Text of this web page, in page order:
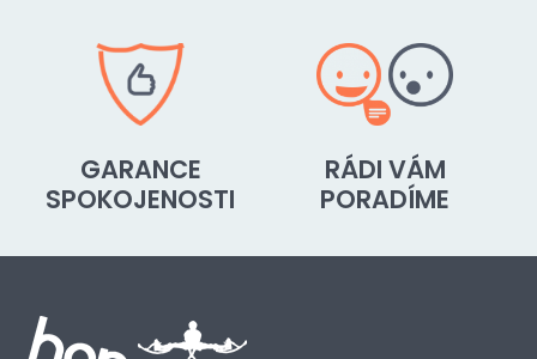
GARANCE
SPOKOJENOSTI
RÁDI VÁM
PORADÍME